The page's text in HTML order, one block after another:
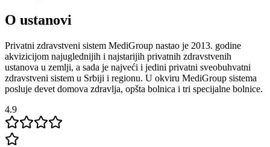
O ustanovi
Privatni zdravstveni sistem MediGroup nastao je 2013. godine
akvizicijom najuglednijih i najstarijih privatnih zdravstvenih
ustanova u zemlji, a sada je najveći i jedini privatni sveobuhvatni
zdravstveni sistem u Srbiji i regionu. U okviru MediGroup sistema
posluje devet domova zdravlja, opšta bolnica i tri specijalne bolnice.
4.9